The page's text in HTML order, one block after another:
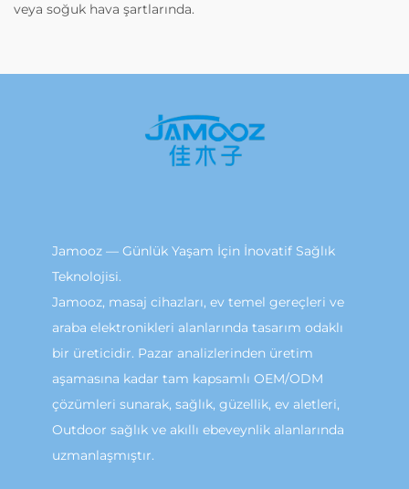
veya soğuk hava şartlarında.
Jamooz — Günlük Yaşam İçin İnovatif Sağlık
Teknolojisi.
Jamooz, masaj cihazları, ev temel gereçleri ve
araba elektronikleri alanlarında tasarım odaklı
bir üreticidir. Pazar analizlerinden üretim
aşamasına kadar tam kapsamlı OEM/ODM
çözümleri sunarak, sağlık, güzellik, ev aletleri,
Outdoor sağlık ve akıllı ebeveynlik alanlarında
uzmanlaşmıştır.